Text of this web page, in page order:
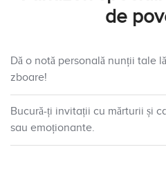
de
Dă o notă personală nunții tale
zboare!
Bucură-ți invitații cu mărturii și
sau emoționante.